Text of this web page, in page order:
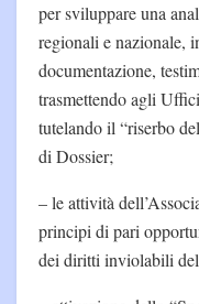
per sviluppare una
regionali e nazionale,
documentazione,
trasmettendo agli
tutelando il “riserbo
di Dossier;
– le attività
principi di pari
dei diritti inviolabili